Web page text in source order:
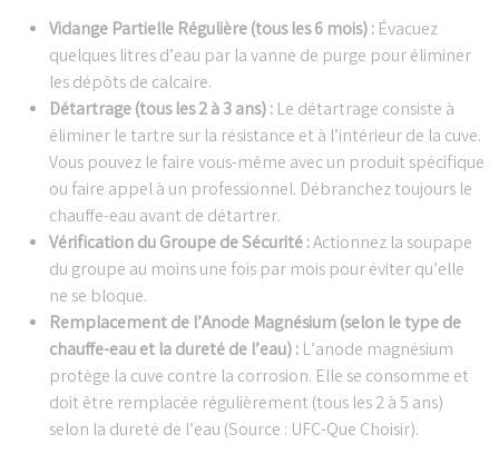
Vidange Partielle Régulière (tous les 6 mois) : Évacuez
quelques litres d’eau par la vanne de purge pour éliminer
les dépôts de calcaire.
Détartrage (tous les 2 à 3 ans) : Le détartrage consiste à
éliminer le tartre sur la résistance et à l’intérieur de la cuve.
Vous pouvez le faire vous-même avec un produit spécifique
ou faire appel à un professionnel. Débranchez toujours le
chauffe-eau avant de détartrer.
Vérification du Groupe de Sécurité :Actionnez la soupape
du groupe au moins une fois par mois pour éviter qu’elle
ne se bloque.
Remplacement de l’Anode Magnésium (selon le type de
chauffe-eau et la dureté de l’eau) : L’anode magnésium
protège la cuve contre la corrosion. Elle se consomme et
doit être remplacée régulièrement (tous les 2 à 5 ans)
selon la dureté de l’eau (Source : UFC-Que Choisir).